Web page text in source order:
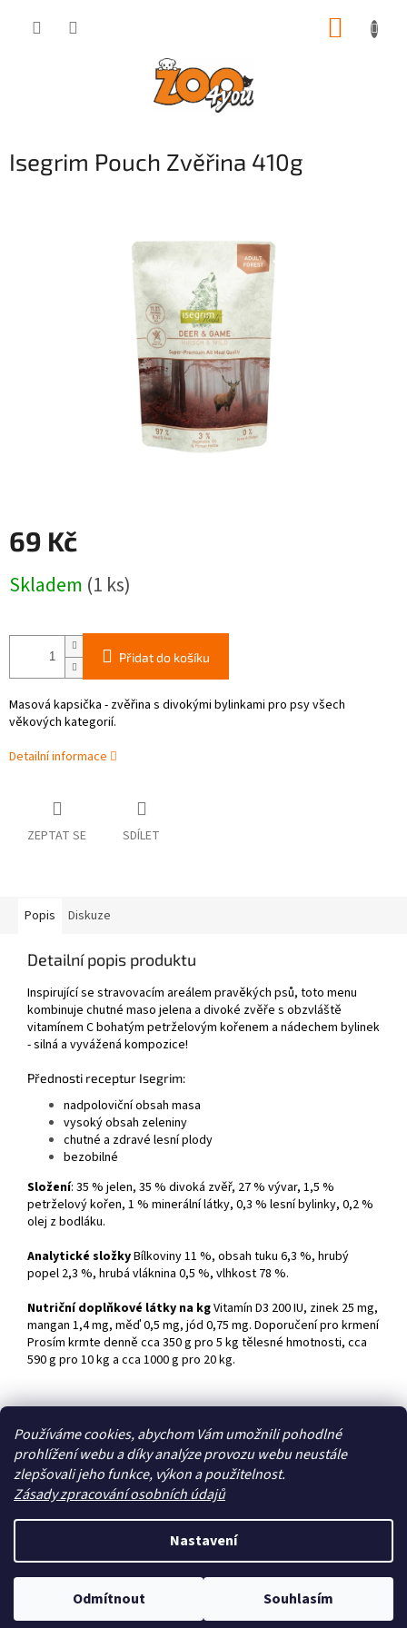
Používáme cookies, abychom Vám umožnili pohodlné
prohlížení webu a díky analýze provozu webu neustále
zlepšovali jeho funkce, výkon a použitelnost.
Zásady zpracování osobních údajů
Nastavení
Odmítnout Souhlasím
Isegrim Pouch Zvěřina 410g
69 Kč
cena:
Skladem (1 ks)
Přidat do košíku
Masová kapsička - zvěřina s divokými bylinkami pro psy všech
věkových kategorií.
Detailní informace
ZEPTAT SE SDÍLET
Popis Diskuze
Detailní popis produktu
Inspirující se stravovacím areálem pravěkých psů, toto menu
kombinuje chutné maso jelena a divoké zvěře s obzvláště
vitamínem C bohatým petrželovým kořenem a nádechem bylinek
- silná a vyvážená kompozice!
Přednosti receptur Isegrim:
nadpoloviční obsah masa
vysoký obsah zeleniny
chutné a zdravé lesní plody
bezobilné
Složení: 35 % jelen, 35 % divoká zvěř, 27 % vývar, 1,5 %
petrželový kořen, 1 % minerální látky, 0,3 % lesní bylinky, 0,2 %
olej z bodláku.
Analytické složkyBílkoviny 11 %, obsah tuku 6,3 %, hrubý
popel 2,3 %, hrubá vláknina 0,5 %, vlhkost 78 %.
Nutriční doplňkové látky na kgVitamín D3 200 IU, zinek 25 mg,
mangan 1,4 mg, měď 0,5 mg, jód 0,75 mg. Doporučení pro krmení
Prosím krmte denně cca 350 g pro 5 kg tělesné hmotnosti, cca
590 g pro 10 kg a cca 1000 g pro 20 kg.
Zboží.cz Heureka.cz
Vytvořil Shoptet
Copyright 2026 . Všechna práva vyhrazena.